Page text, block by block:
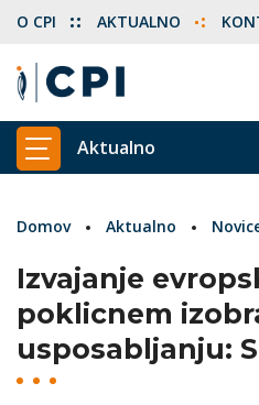
O CPI AKTUALNO
PRIKAŽI GLAVNI MENI
Aktualno
Domov Aktualno
Izvajanje
poklicnem
usposabljanju: